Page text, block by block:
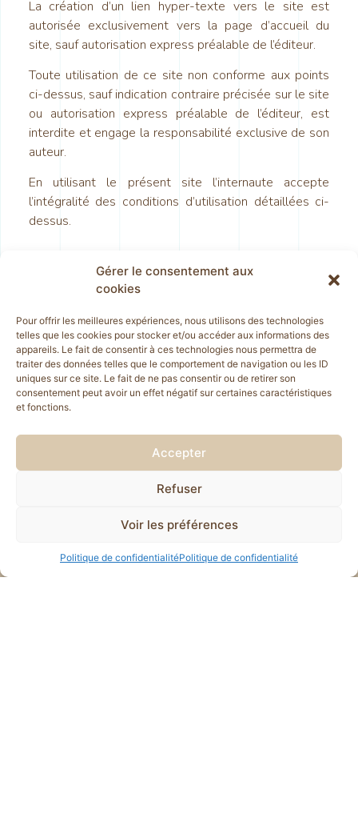
Gérer le consentement aux
cookies
Pour offrir les meilleures expériences, nous utilisons des technologies
telles que les cookies pour stocker et/ou accéder aux informations des
appareils. Le fait de consentir à ces technologies nous permettra de
traiter des données telles que le comportement de navigation ou les ID
uniques sur ce site. Le fait de ne pas consentir ou de retirer son
consentement peut avoir un effet négatif sur certaines caractéristiques
et fonctions.
Accepter
Refuser
Voir les préférences
Politique de confidentialitéPolitique de confidentialité
La création d’un lien hyper-texte vers le site est
autorisée exclusivement vers la page d’accueil du
site, sauf autorisation express préalable de l’éditeur.
Toute utilisation de ce site non conforme aux points
ci-dessus, sauf indication contraire précisée sur le site
ou autorisation express préalable de l’éditeur, est
interdite et engage la responsabilité exclusive de son
auteur.
En utilisant le présent site l’internaute accepte
l’intégralité des conditions d’utilisation détaillées ci-
dessus.
Nous sommes ouverts dumercredi midi au
l’avance.